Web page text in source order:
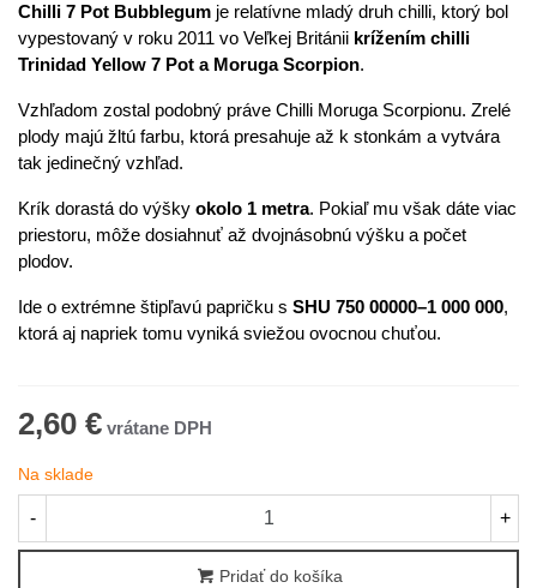
Chilli 7 Pot Bubblegum je relatívne mladý druh chilli, ktorý bol
vypestovaný v roku 2011 vo Veľkej Británii krížením chilli
Trinidad Yellow 7 Pot a Moruga Scorpion.
Vzhľadom zostal podobný práve Chilli Moruga Scorpionu. Zrelé
plody majú žltú farbu, ktorá presahuje až k stonkám a vytvára
tak jedinečný vzhľad.
Krík dorastá do výšky okolo 1 metra. Pokiaľ mu však dáte viac
priestoru, môže dosiahnuť až dvojnásobnú výšku a počet
plodov.
Ide o extrémne štipľavú papričku s SHU 750 00000–1 000 000,
ktorá aj napriek tomu vyniká sviežou ovocnou chuťou.
2,60 €
Na sklade
- +
Pridať do košíka